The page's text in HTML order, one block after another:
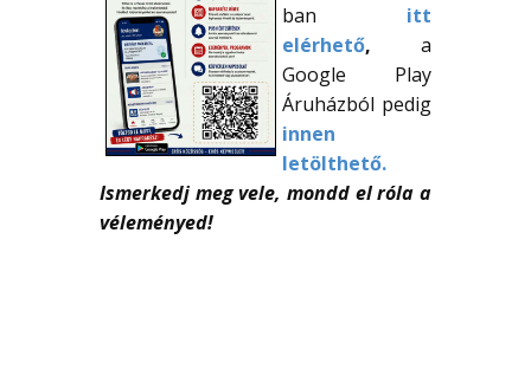
ban itt
elérhető, a
Google Play
Áruházból pedig
innen
letölthető.
Ismerkedj meg vele, mondd el róla a
véleményed!